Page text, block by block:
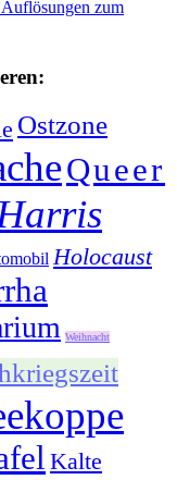
zum
Ostzone
Queer
Holocaust
Weihnacht
Kalte